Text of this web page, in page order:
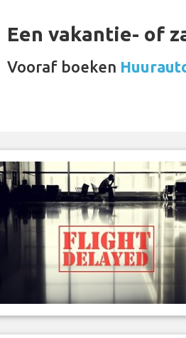
Een vakantie- of
Vooraf boeken